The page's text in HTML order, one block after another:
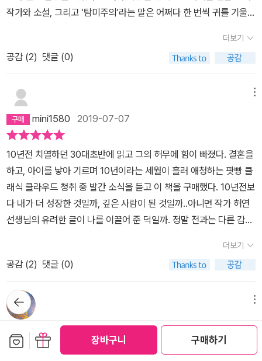
장바구니 구매하기
그 쪽은 바라볼 수 없게 된 노인 아이. 그 슬픔과 허무로 인해 눈물 흘
작가와 소설, 그리고 ‘탐미주의’라는 말은 어쩌다 한 번씩 귀를 기울이
지 않는다. 궁극의 아름다움? 절대미? 눈 뒤에 있을 이런 것들을 간파
하지 못할 걸 알기 때문이다. 그 이유를 허연 시인이 쓴 『가와바타 야
스나리』를 읽고 나서 알았다. ‘허무’, ‘아름다운 허무’다. 허무는 일본
근대 문학의 공통점이라고 한다. 시인은 설국의 아름다움은 허무라고
책은 독자 나름 이해하면 되는 것이라는 말로 얼버무리지만 닿지는
못하더라도 가까이 가보고는 싶다. 허연 시인은 오사카부터 설국이
탄생한 에치고유자와, 이즈반도, 그리고 35년을 살고 자살한 가마쿠
라까지, 가와바타 야스나리가 흔적을 남긴 공간과 장소를 찾아다니며
그의 문학과 삶을 톺아간다. 『가와바타 야스나리』는 그 여정을 담았
다. 오사카에는 가와바타 야스나리의 고향이다. 그러나 가와바타 야
스나리에게 고향이라는 말을 붙이지 못하겠다. ‘고향’하면 떠오르는
애틋함, 따뜻함, 애증 등 이런 감정들이 그에게는 없을 것 같다. 두 살
때 아버지를 시작으로 어머니, 할머니, 누나, 할아버지까지 15살 이전
고 선생님 영결식 장면을 묘사한 산문을 써서 잡지에 발표한다. 죽음
은 반복되는 현실이었다. 계속되는 죽음 가운데서 가와바타 야스나리
는 무슨 생각을 했을까? 그가 자살하기 두 해전인 1970년에는 그가
추천하고 그를 스승처럼 따르던 작가 미시마 유키오가 할복자살한다.
가와바타 야스나리는 ‘고독과 죽음에 대한 집착으로 삶을 살았고 글
더보기
공감 (2) 댓글 (0)
mini1580 2019-07-07
10년전 치열하던 30대초반에 읽고 그의 허무에 힘이 빠졌다. 결혼을
하고, 아이를 낳아 기르며 10년이라는 세월이 흘러 애청하는 팟빵 클
래식 클라우드 청취 중 발간 소식을 듣고 이 책을 구매했다. 10년전보
다 내가 더 성장한 것일까, 깊은 사람이 된 것일까..아니면 작가 허연
선생님의 유려한 글이 나를 이끌어 준 덕일까. 정말 전과는 다른 감각
켜주신 덕에 3일동안 아이를 재운 밤마다 야스나리의 곁에서 그를 지
긋이 지켜보며 그의 발자취를 함께 행복한 여행 할 수 있었다. 책 앞쪽
의 상세한 지도와 책 전체의 서사를 읽으며 아이 키우느라 미뤄왔던
나만의 여행을 꿈꿔본다 글로만으로도 이렇게 스며드는 이 감정을 실
제 그의 발자취를 직접 따라가며 느껴보면 얼마나 벅찰까.책을 다 읽
고 책장을 덮으니 이때껏 아이의 행복을 위해 아이의 보호자로써 동
행해야만 했던 여행이 아니라오롯히 나만의 감정만을 중심으로 엄마
더보기
공감 (2) 댓글 (0)
undecided2019-07-04
뒤로가
기